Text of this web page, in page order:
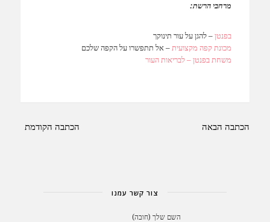
מרחבי הרשת:
בפנטן– להגן על עור תינוקך
מכונת קפה מקצועית – אל תתפשרו על הקפה שלכם
משחת בפנטן – לבריאות העור
ניווט
הכתבה הבאה הכתבה הקודמת
צור קשר עמנו
השם שלך (חובה)